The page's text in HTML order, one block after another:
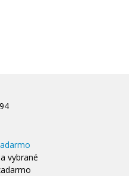
vybrané